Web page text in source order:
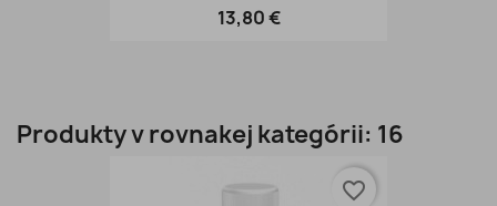
13,80 €
Produkty v rovnakej kategórii: 16
favorite_border